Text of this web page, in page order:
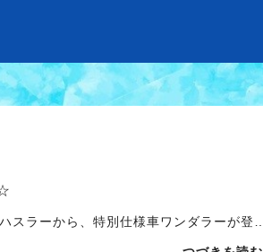
ラーから、特別仕様車ワンダラーが登…